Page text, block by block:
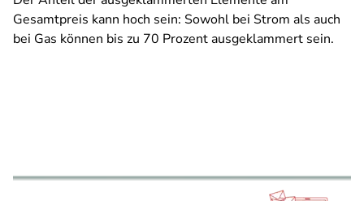
Gesamtpreis kann hoch sein: Sowohl bei Strom als auch
bei Gas können bis zu 70 Prozent ausgeklammert sein.